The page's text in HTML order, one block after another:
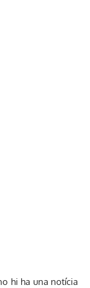
hi ha una notícia